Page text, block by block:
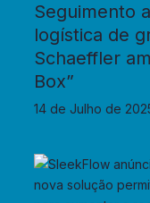
Seguimento
logística de
Schaeffler
Box”
14 de Julho de